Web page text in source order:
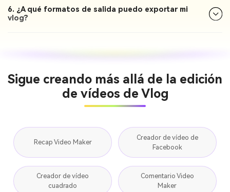
6. ¿A qué formatos de salida puedo exportar mi
vlog?
Sigue creando más allá de la edición
de vídeos de Vlog
Recap Video Maker
Creador de vídeo de
Facebook
Creador de vídeo
cuadrado
Comentario Video
Maker